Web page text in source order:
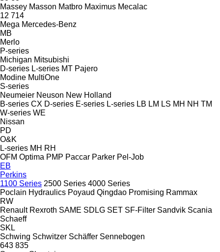
Massey Masson Matbro Maximus Mecalac
12 714
Mega Mercedes-Benz
MB
Merlo
P-series
Michigan Mitsubishi
D-series L-series MT Pajero
Modine MultiOne
S-series
Neumeier Neuson New Holland
B-series CX D-series E-series L-series LB LM LS MH NH TM
W-series WE
Nissan
PD
O&K
L-series MH RH
OFM Optima PMP Paccar Parker Pel-Job
EB
Perkins
1100 Series 2500 Series 4000 Series
Poclain Hydraulics Poyaud Qingdao Promising Rammax
RW
Renault Rexroth SAME SDLG SET SF-Filter Sandvik Scania
Schaeff
SKL
Schwing Schwitzer Schäffer Sennebogen
643 835